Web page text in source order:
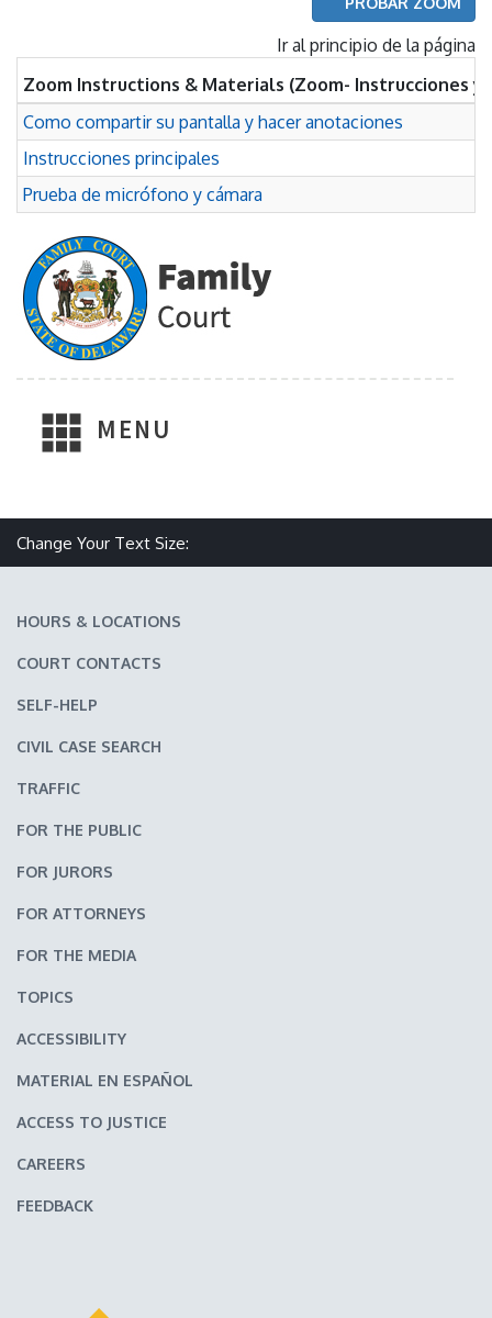
Ir al principio de la página
Zoom Instructions & Materials (Zoom- Instrucciones y
Como compartir su pantalla y hacer anotaciones
Instrucciones principales
Prueba de micrófono y cámara
MENU
Change Your Text Size:
HOURS & LOCATIONS
COURT CONTACTS
SELF-HELP
CIVIL CASE SEARCH
TRAFFIC
FOR THE PUBLIC
FOR JURORS
FOR ATTORNEYS
FOR THE MEDIA
TOPICS
ACCESSIBILITY
MATERIAL EN ESPAÑOL
ACCESS TO JUSTICE
CAREERS
FEEDBACK